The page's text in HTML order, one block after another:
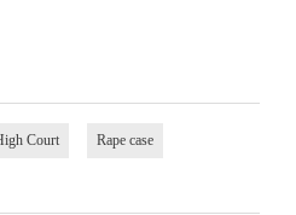
Court Rape case